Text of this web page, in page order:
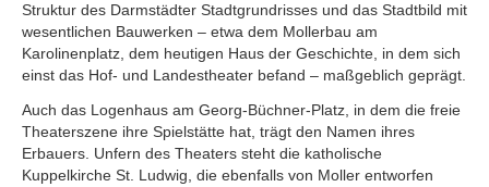
Struktur des Darmstädter Stadtgrundrisses und das Stadtbild mit
wesentlichen Bauwerken – etwa dem Mollerbau am
Karolinenplatz, dem heutigen Haus der Geschichte, in dem sich
einst das Hof- und Landestheater befand – maßgeblich geprägt.
Auch das Logenhaus am Georg-Büchner-Platz, in dem die freie
Theaterszene ihre Spielstätte hat, trägt den Namen ihres
Erbauers. Unfern des Theaters steht die katholische
Kuppelkirche St. Ludwig, die ebenfalls von Moller entworfen